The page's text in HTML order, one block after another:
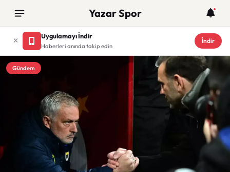
Yazar Spor
Uygulamayı İndir
Haberleri anında takip edin
İndir
Gündem